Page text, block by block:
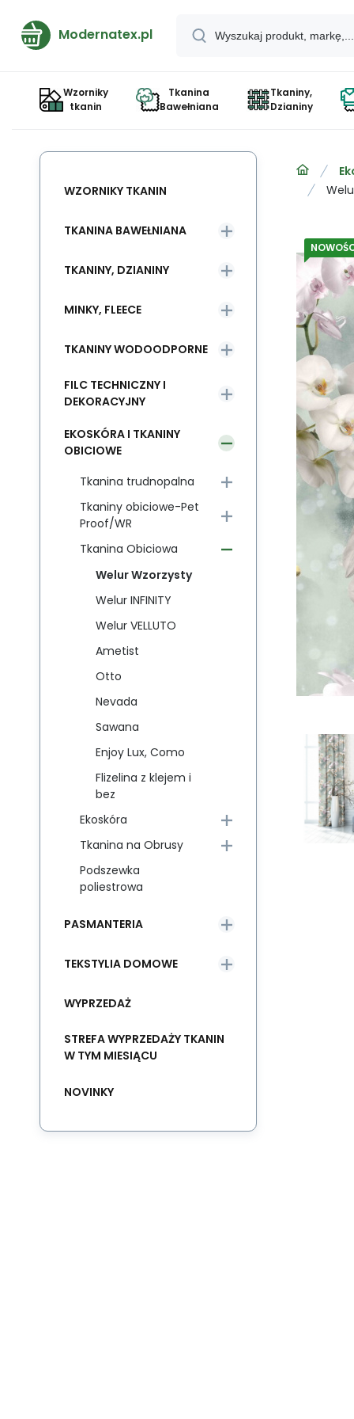
Modernatex.pl
Wzorniky
tkanin
Tkanina
Bawełniana
Tkaniny,
Dzianiny
WZORNIKY TKANIN
TKANINA BAWEŁNIANA
TKANINY, DZIANINY
MINKY, FLEECE
TKANINY WODOODPORNE
FILC TECHNICZNY I
DEKORACYJNY
EKOSKÓRA I TKANINY
OBICIOWE
Tkanina trudnopalna
Tkaniny obiciowe-Pet
Proof/WR
Tkanina Obiciowa
Welur Wzorzysty
Welur INFINITY
Welur VELLUTO
Ametist
Otto
Nevada
Sawana
Enjoy Lux, Como
Flizelina z klejem i
bez
Ekoskóra
Tkanina na Obrusy
Podszewka
poliestrowa
PASMANTERIA
TEKSTYLIA DOMOWE
WYPRZEDAŻ
STREFA WYPRZEDAŻY TKANIN
W TYM MIESIĄCU
NOVINKY